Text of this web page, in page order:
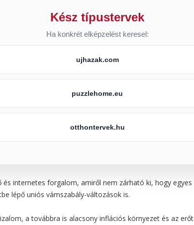
Kész típustervek
Ha konkrét elképzelést keresel:
ujhazak.com
puzzlehome.eu
otthontervek.hu
internetes forgalom, amiről nem zárható ki, hogy
lépő uniós vámszabály-változások is.
a továbbra is alacsony inflációs környezet és az